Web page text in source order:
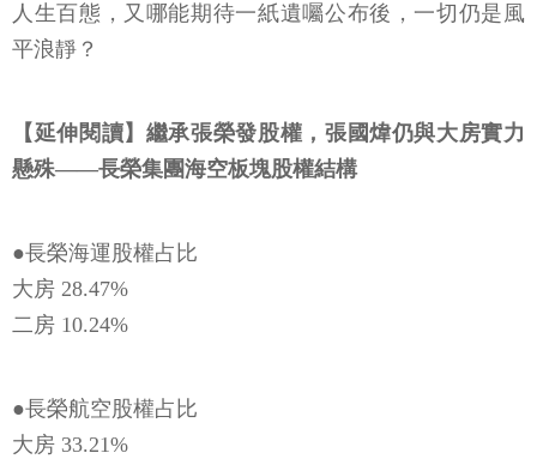
人生百態，又哪能期待一紙遺囑公布後，一切仍是風
平浪靜？
【延伸閱讀】繼承張榮發股權，張國煒仍與大房實力
懸殊——長榮集團海空板塊股權結構
●長榮海運股權占比
大房 28.47%
二房 10.24%
●長榮航空股權占比
大房 33.21%